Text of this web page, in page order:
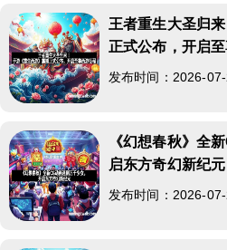
王者重生大圣归
正式公布，开启
发布时间：2026-
《幻想春秋》全
启东方奇幻新纪元
发布时间：2026-